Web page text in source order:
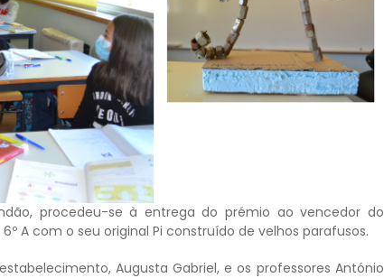
procedeu-se à entrega do prémio ao vencedor do
6º A com o seu original Pi construído de velhos parafusos.
Augusta Gabriel, e os professores António